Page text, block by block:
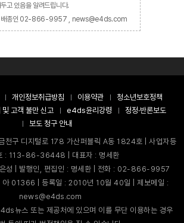
고 있음을 알려드립니다.
배종인 02-866-9957 , news@e4ds.com
개인정보취급방침 이용약관
청소년보호정책
및 고객 불만 신고 e4ds윤리강령
정정·반론보도
보도 청구 안내
천구 디지털로 178 가산퍼블릭 A동 1824호 | 사업자등
: 113-86-36448 | 대표자 : 명세환
은성 | 발행인, 편집인 : 명세환 | 전화 : 02-866-9957
아 01366 | 등록일 : 2010년 10월 40일 | 제보메일 :
news@e4ds.com
뉴스 또는 제공처에 있으며 이를 무단 이용하는 경우